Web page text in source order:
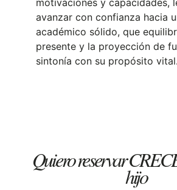
motivaciones y capacidades,
avanzar con confianza hacia
académico sólido, que
presente y la proyección de
sintonía con su propósito vital.
Quiero reservar
hijo